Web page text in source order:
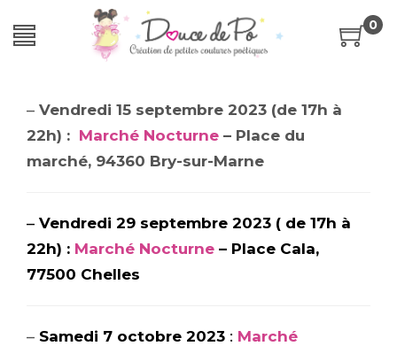
0
– Vendredi 15 septembre 2023 (de 17h à
22h) : Marché Nocturne – Place du
marché, 94360 Bry-sur-Marne
– Vendredi 29 septembre 2023 ( de 17h à
22h) : Marché Nocturne – Place Cala,
77500 Chelles
– Samedi 7 octobre 2023 : Marché